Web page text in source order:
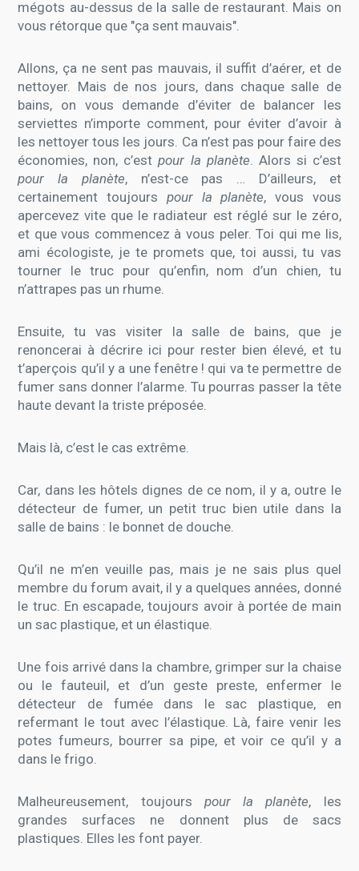
mégots au-dessus de la salle de restaurant. Mais on
vous rétorque que "ça sent mauvais".
Allons, ça ne sent pas mauvais, il suffit d’aérer, et de
nettoyer. Mais de nos jours, dans chaque salle de
bains, on vous demande d’éviter de balancer les
serviettes n’importe comment, pour éviter d’avoir à
les nettoyer tous les jours. Ca n’est pas pour faire des
économies, non, c’estpour la planète . Alors si c’est
pour la planète, n’est-ce pas … D’ailleurs, et
certainement toujours pour la planète, vous vous
apercevez vite que le radiateur est réglé sur le zéro,
et que vous commencez à vous peler. Toi qui me lis,
ami écologiste, je te promets que, toi aussi, tu vas
tourner le truc pour qu’enfin, nom d’un chien, tu
n’attrapes pas un rhume.
Ensuite, tu vas visiter la salle de bains, que je
renoncerai à décrire ici pour rester bien élevé, et tu
t’aperçois qu’il y a une fenêtre ! qui va te permettre de
fumer sans donner l’alarme. Tu pourras passer la tête
haute devant la triste préposée.
Mais là, c’est le cas extrême.
Car, dans les hôtels dignes de ce nom, il y a, outre le
détecteur de fumer, un petit truc bien utile dans la
salle de bains : le bonnet de douche.
Qu’il ne m’en veuille pas, mais je ne sais plus quel
membre du forum avait, il y a quelques années, donné
le truc. En escapade, toujours avoir à portée de main
un sac plastique, et un élastique.
Une fois arrivé dans la chambre, grimper sur la chaise
ou le fauteuil, et d’un geste preste, enfermer le
détecteur de fumée dans le sac plastique, en
refermant le tout avec l’élastique. Là, faire venir les
potes fumeurs, bourrer sa pipe, et voir ce qu’il y a
dans le frigo.
Malheureusement, toujours pour la planète, les
grandes surfaces ne donnent plus de sacs
plastiques. Elles les font payer.